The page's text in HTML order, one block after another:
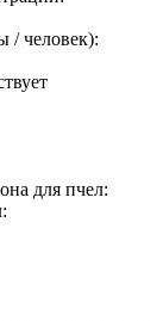
/ человек):
для пчел: